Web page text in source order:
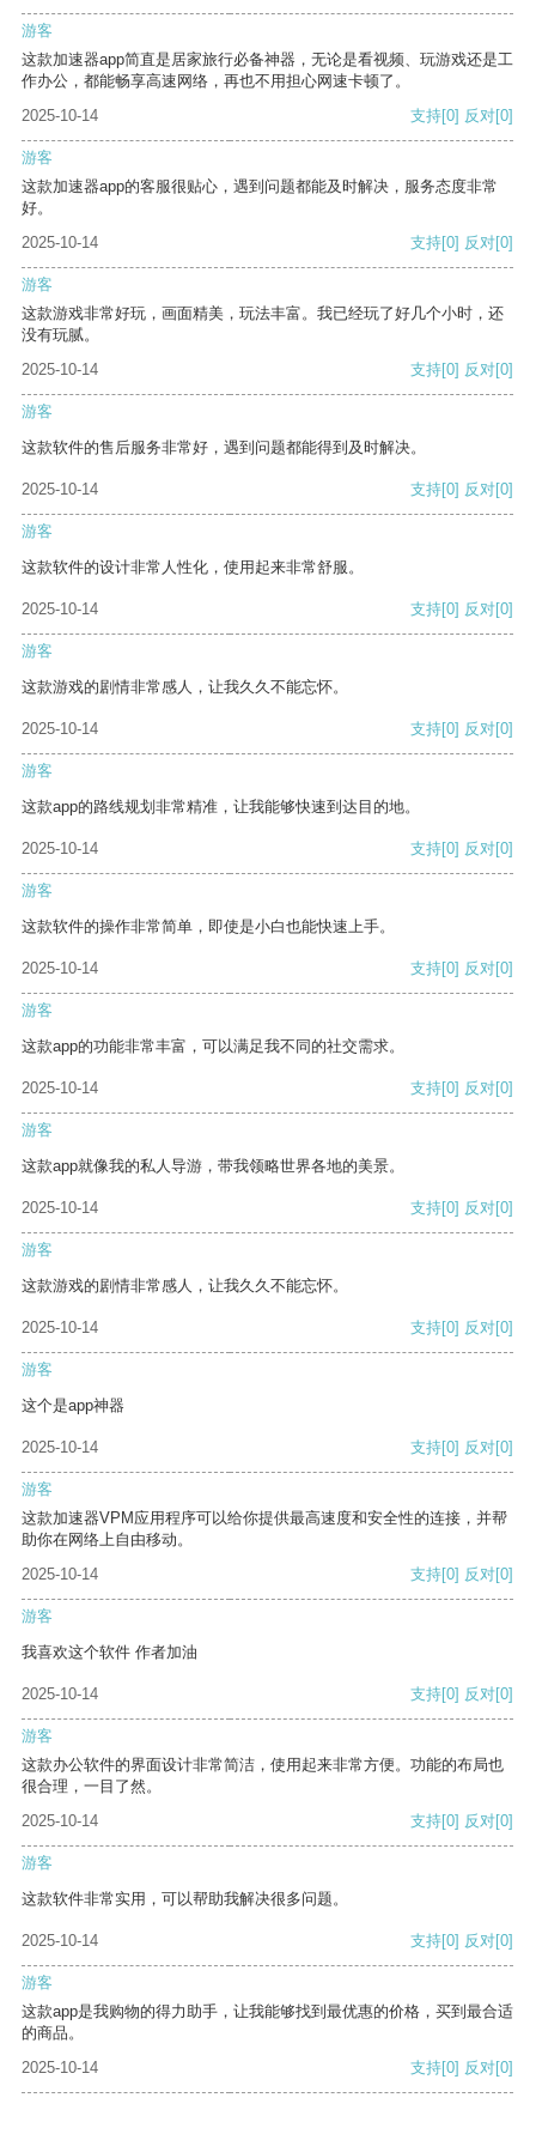
游客
这款加速器app简直是居家旅行必备神器，无论是看视频、玩游戏还是工
作办公，都能畅享高速网络，再也不用担心网速卡顿了。
2025-10-14
支持[0] 反对[0]
游客
这款加速器app的客服很贴心，遇到问题都能及时解决，服务态度非常
好。
2025-10-14
支持[0] 反对[0]
游客
这款游戏非常好玩，画面精美，玩法丰富。我已经玩了好几个小时，还
没有玩腻。
2025-10-14
支持[0] 反对[0]
游客
这款软件的售后服务非常好，遇到问题都能得到及时解决。
2025-10-14 支持[0] 反对[0]
游客
这款软件的设计非常人性化，使用起来非常舒服。
2025-10-14 支持[0] 反对[0]
游客
这款游戏的剧情非常感人，让我久久不能忘怀。
2025-10-14 支持[0] 反对[0]
游客
这款app的路线规划非常精准，让我能够快速到达目的地。
2025-10-14 支持[0] 反对[0]
游客
这款软件的操作非常简单，即使是小白也能快速上手。
2025-10-14 支持[0] 反对[0]
游客
这款app的功能非常丰富，可以满足我不同的社交需求。
2025-10-14 支持[0] 反对[0]
游客
这款app就像我的私人导游，带我领略世界各地的美景。
2025-10-14 支持[0] 反对[0]
游客
这款游戏的剧情非常感人，让我久久不能忘怀。
2025-10-14 支持[0] 反对[0]
游客
这个是app神器
2025-10-14 支持[0] 反对[0]
游客
这款加速器VPM应用程序可以给你提供最高速度和安全性的连接，并帮
助你在网络上自由移动。
2025-10-14
支持[0] 反对[0]
游客
我喜欢这个软件 作者加油
2025-10-14 支持[0] 反对[0]
游客
这款办公软件的界面设计非常简洁，使用起来非常方便。功能的布局也
很合理，一目了然。
2025-10-14
支持[0] 反对[0]
游客
这款软件非常实用，可以帮助我解决很多问题。
2025-10-14 支持[0] 反对[0]
游客
这款app是我购物的得力助手，让我能够找到最优惠的价格，买到最合适
的商品。
2025-10-14
支持[0] 反对[0]